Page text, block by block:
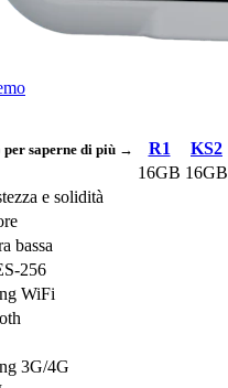
saperne di più → R1 KS2
16GB 16GB
e solidità
bassa
256
WiFi
3G/4G